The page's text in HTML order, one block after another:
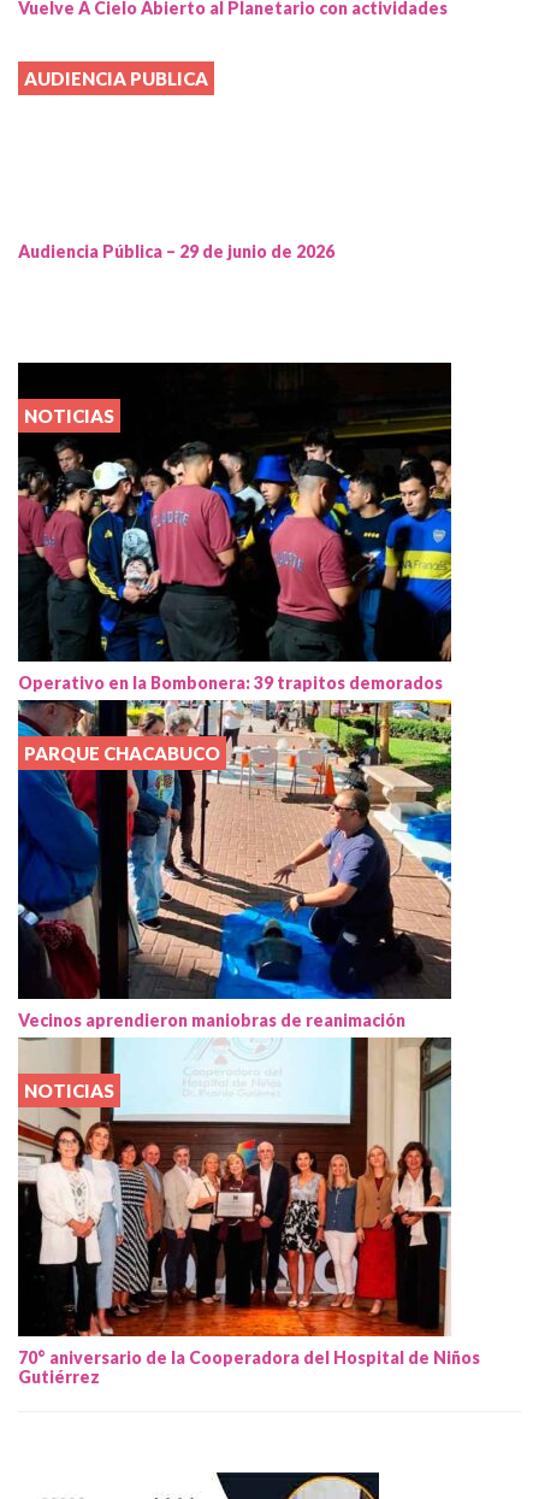
Vuelve A Cielo Abierto al Planetario con actividades
AUDIENCIA PUBLICA
Audiencia Pública – 29 de junio de 2026
NOTICIAS
Operativo en la Bombonera: 39 trapitos demorados
PARQUE CHACABUCO
Vecinos aprendieron maniobras de reanimación
NOTICIAS
70° aniversario de la Cooperadora del Hospital de Niños
Gutiérrez